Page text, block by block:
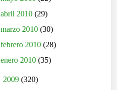
abril 2010(29)
marzo 2010(30)
febrero 2010(28)
enero 2010(35)
2009 (320)